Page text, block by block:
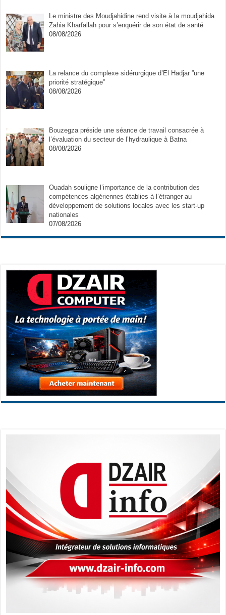
Le ministre des Moudjahidine rend visite à la moudjahida
Zahia Kharfallah pour s’enquérir de son état de santé
08/08/2026
La relance du complexe sidérurgique d’El Hadjar ”une
priorité stratégique”
08/08/2026
Bouzegza préside une séance de travail consacrée à
l’évaluation du secteur de l’hydraulique à Batna
08/08/2026
Ouadah souligne l’importance de la contribution des
compétences algériennes établies à l’étranger au
développement de solutions locales avec les start-up
nationales
07/08/2026